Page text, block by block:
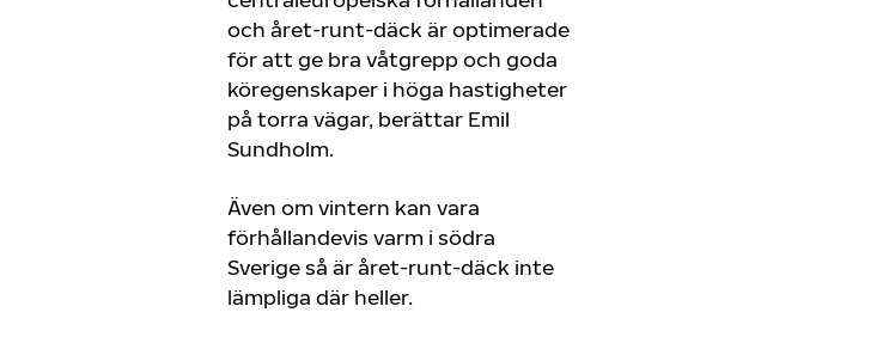
och året-runt-däck är optimerade
för att ge bra våtgrepp och goda
köregenskaper i höga hastigheter
på torra vägar, berättar Emil
Sundholm.
Även om vintern kan vara
förhållandevis varm i södra
Sverige så är året-runt-däck inte
lämpliga där heller.